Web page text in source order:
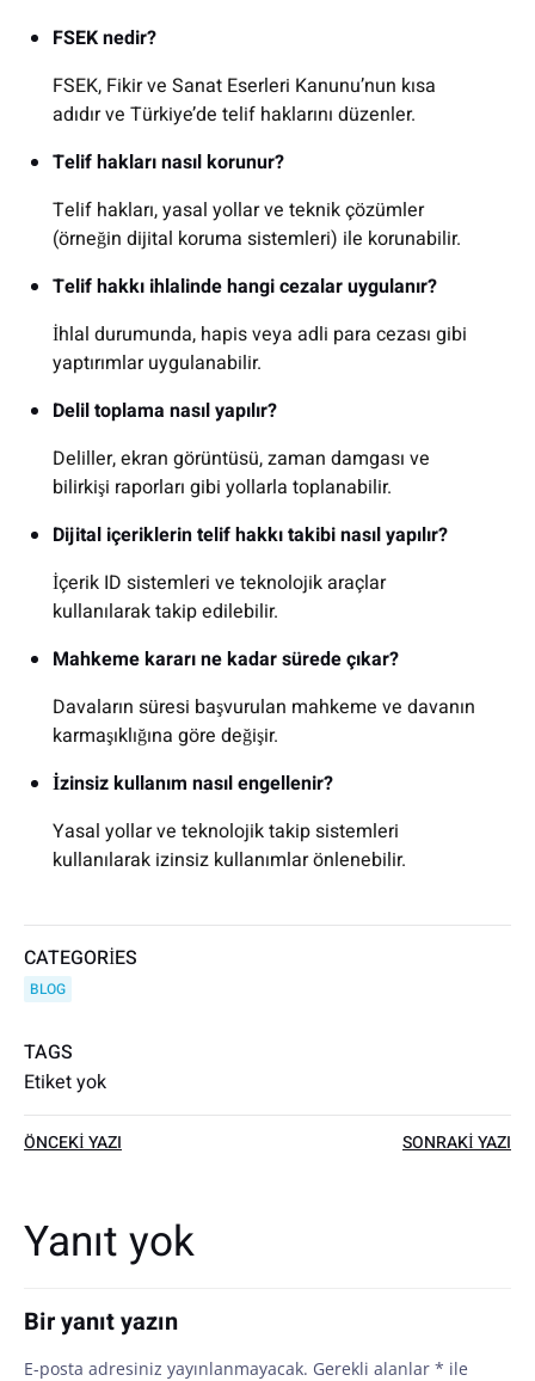
FSEK nedir?
FSEK, Fikir ve Sanat Eserleri Kanunu’nun kısa
adıdır ve Türkiye’de telif haklarını düzenler.
Telif hakları nasıl korunur?
Telif hakları, yasal yollar ve teknik çözümler
(örneğin dijital koruma sistemleri) ile korunabilir.
Telif hakkı ihlalinde hangi cezalar uygulanır?
İhlal durumunda, hapis veya adli para cezası gibi
yaptırımlar uygulanabilir.
Delil toplama nasıl yapılır?
Deliller, ekran görüntüsü, zaman damgası ve
bilirkişi raporları gibi yollarla toplanabilir.
Dijital içeriklerin telif hakkı takibi nasıl yapılır?
İçerik ID sistemleri ve teknolojik araçlar
kullanılarak takip edilebilir.
Mahkeme kararı ne kadar sürede çıkar?
Davaların süresi başvurulan mahkeme ve davanın
karmaşıklığına göre değişir.
İzinsiz kullanım nasıl engellenir?
Yasal yollar ve teknolojik takip sistemleri
kullanılarak izinsiz kullanımlar önlenebilir.
CATEGORIES
BLOG
TAGS
Etiket yok
Yazı
dolaşımı
ÖNCEKI YAZI SONRAKI YAZI
Yanıt yok
Bir yanıt yazın
E-posta adresiniz yayınlanmayacak. Gerekli alanlar * ile